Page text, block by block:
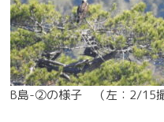
B島-②の様子 （左：2/15